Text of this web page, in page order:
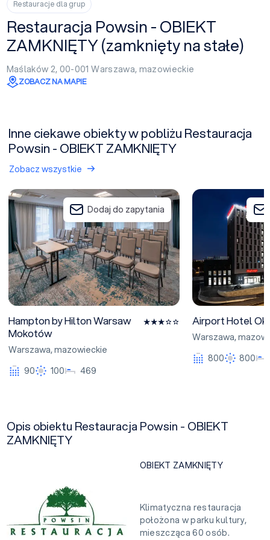
Restauracje dla grup
Restauracja Powsin - OBIEKT
ZAMKNIĘTY (zamknięty na stałe)
Maślaków 2, 00-001Warszawa, mazowieckie
ZOBACZ NA MAPIE
Inne ciekawe obiekty w pobliżu Restauracja
Powsin - OBIEKT ZAMKNIĘTY
Zobacz wszystkie
Hampton by Hilton Warsaw Mokotów
Dodaj do zapytania
Hampton by Hilton Warsaw
Mokotów
Warszawa,mazowieckie
90
100 469
Airport Hotel
Airport Hotel
Warszawa,
800
800
Opis obiektu Restauracja Powsin - OBIEKT
ZAMKNIĘTY
OBIEKT ZAMKNIĘTY
Klimatyczna restauracja
położona w parku kultury,
mieszcząca 60 osób.